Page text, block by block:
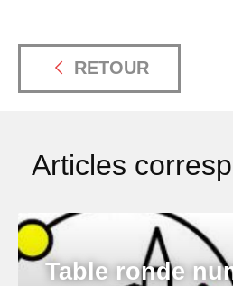
RETOUR
Articles
Table ronde